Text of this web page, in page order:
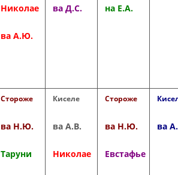
Николае
ва А.Ю.
ва Д.С. на Е.А.
Стороже
ва Н.Ю.
Таруни
Киселе
ва А.В.
Николае
Стороже
ва Н.Ю.
Евстафье
ва